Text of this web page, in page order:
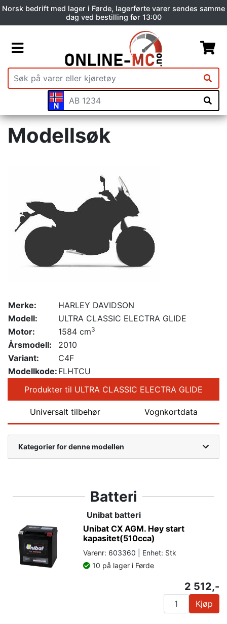
Norsk bedrift med lager i Førde, lagerførte varer sendes samme
dag ved bestilling før 13:00
Modellsøk
Merke:
HARLEY DAVIDSON
Modell:
ULTRA CLASSIC ELECTRA GLIDE
Motor:
1584 cm3
Årsmodell:
2010
Variant:
C4F
Modellkode: FLHTCU
Produkter til ULTRA CLASSIC ELECTRA GLIDE
Universalt tilbehør Vognkortdata
Kategorier for denne modellen
Batteri
Unibat batteri
Unibat CX AGM. Høy start
kapasitet(510cca)
Varenr: 603360 | Enhet: Stk
10 på lager i Førde
2 512,-
Kjøp